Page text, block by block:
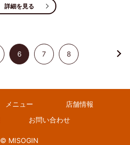
詳細を見る
6 7 8
メニュー
店舗情報
お問い合わせ
© MISOGIN